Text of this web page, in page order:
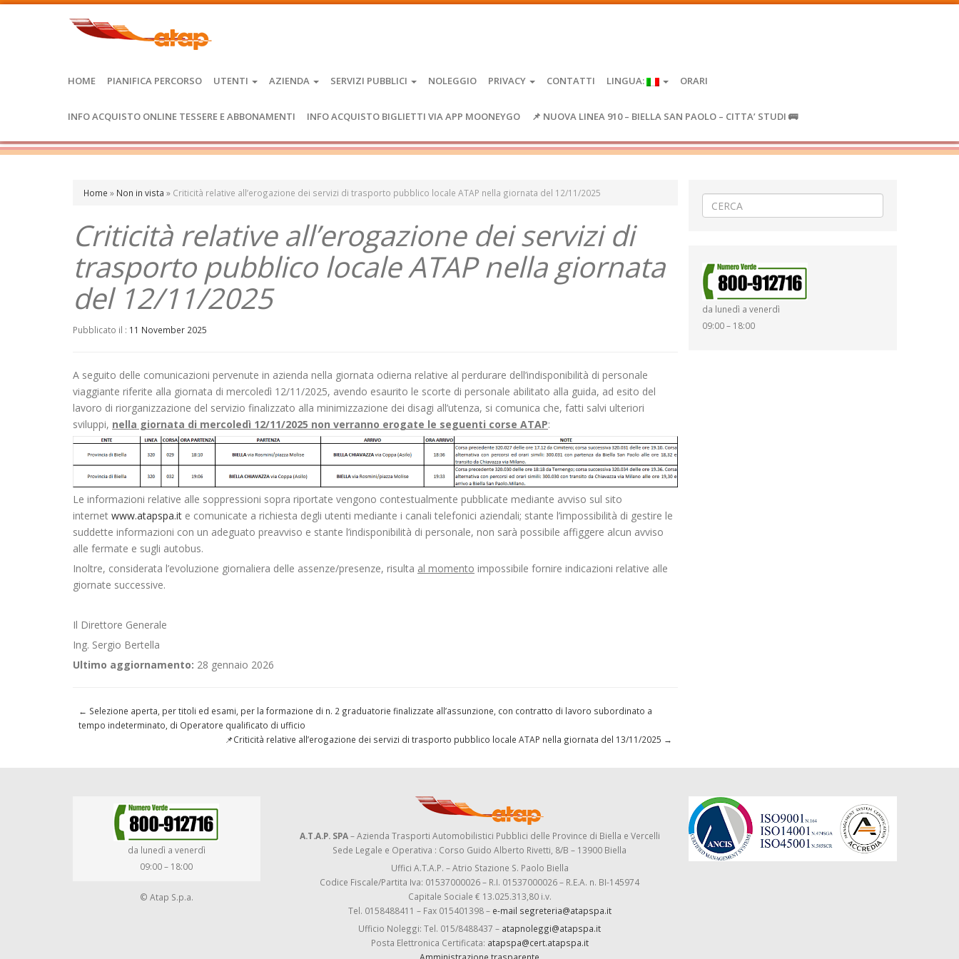
HOME PIANIFICA PERCORSO UTENTI AZIENDA SERVIZI PUBBLICI NOLEGGIO PRIVACY CONTATTI LINGUA: ORARI
INFO ACQUISTO ONLINE TESSERE E ABBONAMENTI INFO ACQUISTO BIGLIETTI VIA APP MOONEYGO 📌 NUOVA LINEA 910 – BIELLA SAN PAOLO – CITTA’ STUDI 🚌
Home » Non in vista » Criticità relative all’erogazione dei servizi di trasporto pubblico locale ATAP nella giornata del 12/11/2025
Criticità relative all’erogazione dei servizi di
trasporto pubblico locale ATAP nella giornata
del 12/11/2025
Pubblicato il : 11 November 2025
A seguito delle comunicazioni pervenute in azienda nella giornata odierna relative al perdurare dell’indisponibilità di personale
viaggiante riferite alla giornata di mercoledì 12/11/2025, avendo esaurito le scorte di personale abilitato alla guida, ad esito del
lavoro di riorganizzazione del servizio finalizzato alla minimizzazione dei disagi all’utenza, si comunica che, fatti salvi ulteriori
sviluppi, nella giornata di mercoledì 12/11/2025 non verranno erogate le seguenti corse ATAP:
Le informazioni relative alle soppressioni sopra riportate vengono contestualmente pubblicate mediante avviso sul sito
internet www.atapspa.it e comunicate a richiesta degli utenti mediante i canali telefonici aziendali; stante l’impossibilità di gestire le
suddette informazioni con un adeguato preavviso e stante l’indisponibilità di personale, non sarà possibile affiggere alcun avviso
alle fermate e sugli autobus.
Inoltre, considerata l’evoluzione giornaliera delle assenze/presenze, risulta al momento impossibile fornire indicazioni relative alle
giornate successive.
Il Direttore Generale
Ing. Sergio Bertella
Ultimo aggiornamento: 28 gennaio 2026
← Selezione aperta, per titoli ed esami, per la formazione di n. 2 graduatorie finalizzate all’assunzione, con contratto di lavoro subordinato a
tempo indeterminato, di Operatore qualificato di ufficio
📌Criticità relative all’erogazione dei servizi di trasporto pubblico locale ATAP nella giornata del 13/11/2025 →
da lunedì a venerdì
09:00 – 18:00
da lunedì a venerdì
09:00 – 18:00
© Atap S.p.a.
A.T.A.P. SPA– Azienda Trasporti Automobilistici Pubblici delle Province di Biella e Vercelli
Sede Legale e Operativa : Corso Guido Alberto Rivetti, 8/B – 13900 Biella
Uffici A.T.A.P. – Atrio Stazione S. Paolo Biella
Codice Fiscale/Partita Iva: 01537000026 – R.I. 01537000026 – R.E.A. n. BI-145974
Capitale Sociale € 13.025.313,80 i.v.
Tel. 0158488411 – Fax 015401398 – e-mail segreteria@atapspa.it
Ufficio Noleggi: Tel. 015/8488437 – atapnoleggi@atapspa.it
Posta Elettronica Certificata: atapspa@cert.atapspa.it
Amministrazione trasparente